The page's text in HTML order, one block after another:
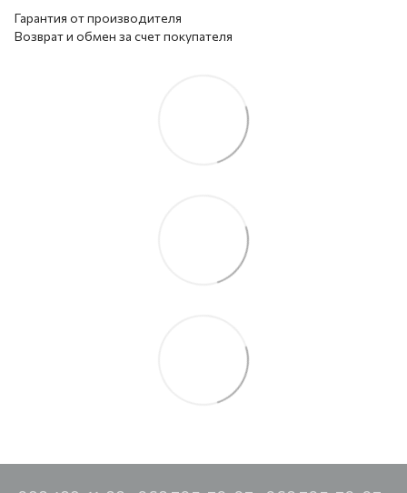
Гарантия от производителя
Возврат и обмен за счет покупателя